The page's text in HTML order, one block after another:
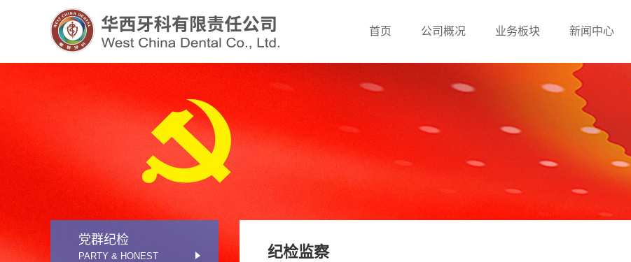
首页 公司概况 业务板块 新闻中心
党群纪检
PARTY & HONEST 纪检监察
四川牙谷建设管理有限公司